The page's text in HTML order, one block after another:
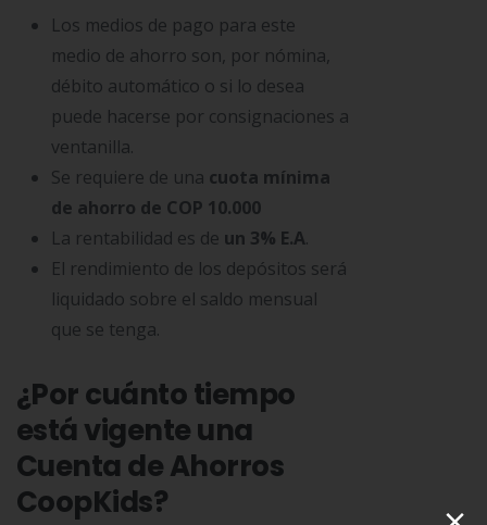
Los medios de pago para este
medio de ahorro son, por nómina,
débito automático o si lo desea
puede hacerse por consignaciones a
ventanilla.
Se requiere de una cuota mínima
de ahorro de COP 10.000
La rentabilidad es de un 3% E.A.
El rendimiento de los depósitos será
liquidado sobre el saldo mensual
que se tenga.
¿Por cuánto tiempo
está vigente una
Cuenta de Ahorros
CoopKids?